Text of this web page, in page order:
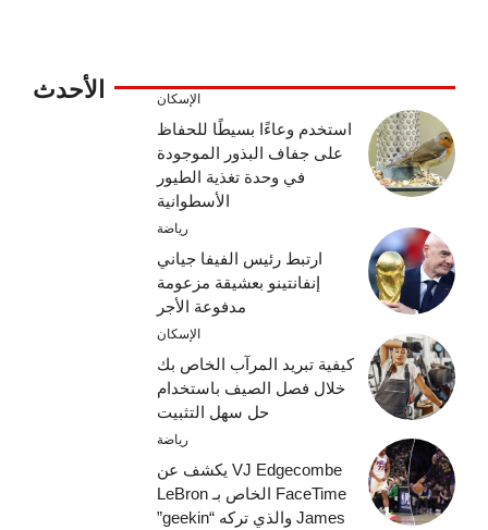
الأحدث الإسكان
استخدم وعاءًا بسيطًا للحفاظ
على جفاف البذور الموجودة
في وحدة تغذية الطيور
الأسطوانية
رياضة
ارتبط رئيس الفيفا جياني
إنفانتينو بعشيقة مزعومة
مدفوعة الأجر
الإسكان
كيفية تبريد المرآب الخاص بك
خلال فصل الصيف باستخدام
حل سهل التثبيت
رياضة
VJ Edgecombe يكشف عن
FaceTime الخاص بـ LeBron
James والذي تركه “geekin”